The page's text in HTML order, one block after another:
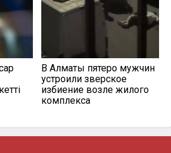
В Алматы пятеро мужчин
устроили зверское
избиение возле жилого
комплекса